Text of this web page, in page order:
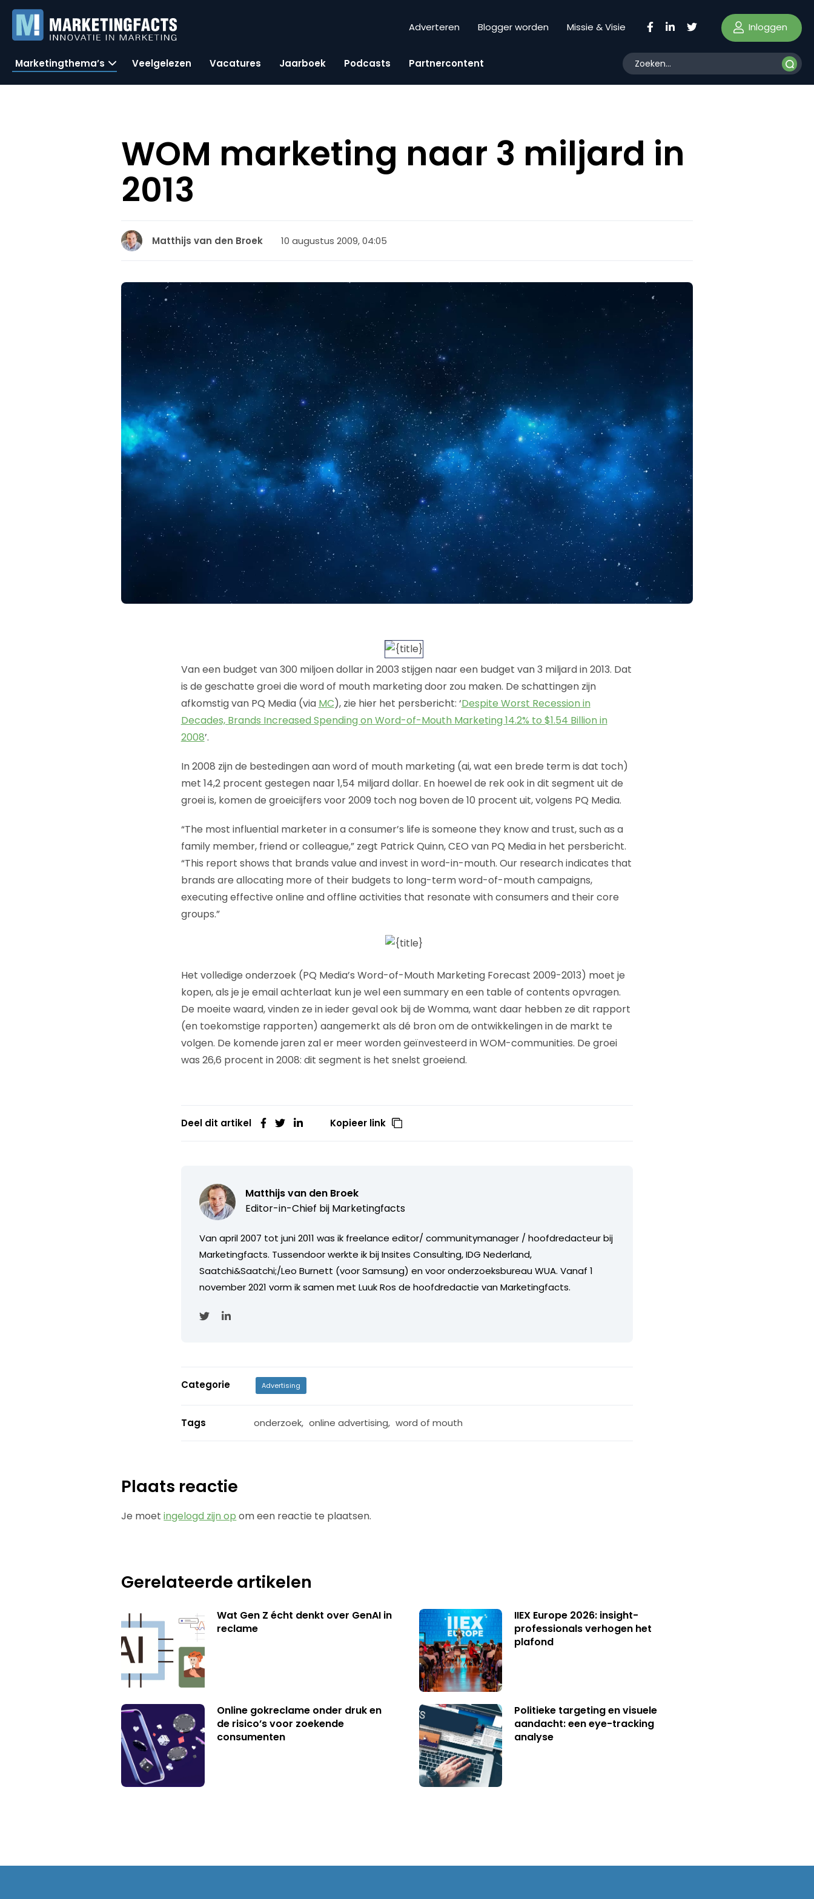
Adverteren Blogger worden Missie & Visie Inloggen
Marketingthema’s Veelgelezen Vacatures Jaarboek Podcasts Partnercontent
WOM marketing naar 3 miljard in
2013
Matthijs van den Broek 10 augustus 2009, 04:05
Van een budget van 300 miljoen dollar in 2003 stijgen naar een budget van 3 miljard in 2013. Dat
is de geschatte groei die word of mouth marketing door zou maken. De schattingen zijn
afkomstig van PQ Media (via MC), zie hier het persbericht: ‘Despite Worst Recession in
Decades, Brands Increased Spending on Word-of-Mouth Marketing 14.2% to $1.54 Billion in
2008’.
In 2008 zijn de bestedingen aan word of mouth marketing (ai, wat een brede term is dat toch)
met 14,2 procent gestegen naar 1,54 miljard dollar. En hoewel de rek ook in dit segment uit de
groei is, komen de groeicijfers voor 2009 toch nog boven de 10 procent uit, volgens PQ Media.
“The most influential marketer in a consumer’s life is someone they know and trust, such as a
family member, friend or colleague,” zegt Patrick Quinn, CEO van PQ Media in het persbericht.
“This report shows that brands value and invest in word-in-mouth. Our research indicates that
brands are allocating more of their budgets to long-term word-of-mouth campaigns,
executing effective online and offline activities that resonate with consumers and their core
groups.”
Het volledige onderzoek (PQ Media’s Word-of-Mouth Marketing Forecast 2009-2013) moet je
kopen, als je je email achterlaat kun je wel een summary en een table of contents opvragen.
De moeite waard, vinden ze in ieder geval ook bij de Womma, want daar hebben ze dit rapport
(en toekomstige rapporten) aangemerkt als dé bron om de ontwikkelingen in de markt te
volgen. De komende jaren zal er meer worden geïnvesteerd in WOM-communities. De groei
was 26,6 procent in 2008: dit segment is het snelst groeiend.
Deel dit artikel Kopieer link
Matthijs van den Broek
Editor-in-Chief bij Marketingfacts
Van april 2007 tot juni 2011 was ik freelance editor/ communitymanager / hoofdredacteur bij
Marketingfacts. Tussendoor werkte ik bij Insites Consulting, IDG Nederland,
Saatchi&Saatchi;/Leo Burnett (voor Samsung) en voor onderzoeksbureau WUA. Vanaf 1
november 2021 vorm ik samen met Luuk Ros de hoofdredactie van Marketingfacts.
Categorie Advertising
Tags onderzoek, online advertising, word of mouth
Plaats reactie
Je moetingelogd zijn op om een reactie te plaatsen.
Gerelateerde artikelen
Wat Gen Z écht denkt over GenAI in
reclame
IIEX Europe 2026: insight-
professionals verhogen het
plafond
Online gokreclame onder druk en
de risico’s voor zoekende
consumenten
Politieke targeting en visuele
aandacht: een eye-tracking
analyse